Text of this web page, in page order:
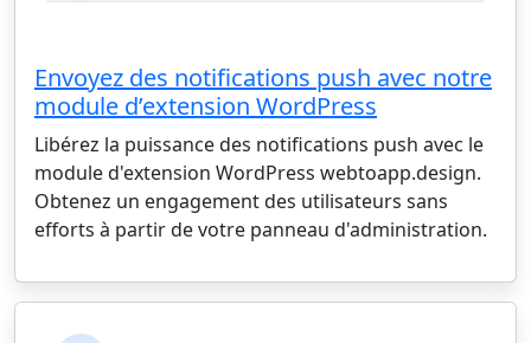
Envoyez des notifications push avec notre
module d’extension WordPress
Libérez la puissance des notifications push avec le
module d'extension WordPress webtoapp.design.
Obtenez un engagement des utilisateurs sans
efforts à partir de votre panneau d'administration.